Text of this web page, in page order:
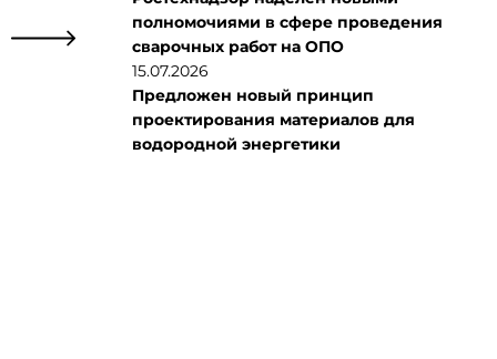
полномочиями в сфере проведения
сварочных работ на ОПО
15.07.2026
Предложен новый принцип
проектирования материалов для
водородной энергетики